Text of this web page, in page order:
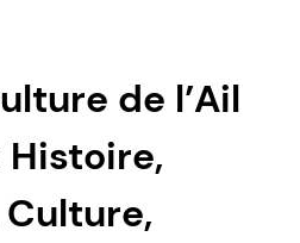
de l’Ail
Histoire,